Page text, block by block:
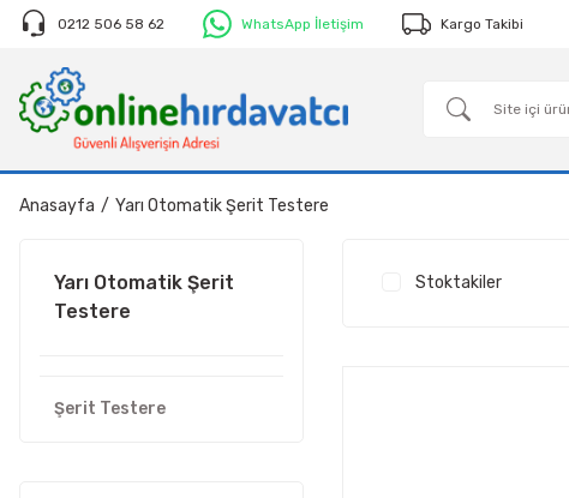
0212 506 58 62 WhatsApp İletişim Kargo Takibi
Anasayfa Yarı Otomatik Şerit Testere
Yarı Otomatik Şerit
Testere
Şerit Testere
Stoktakiler